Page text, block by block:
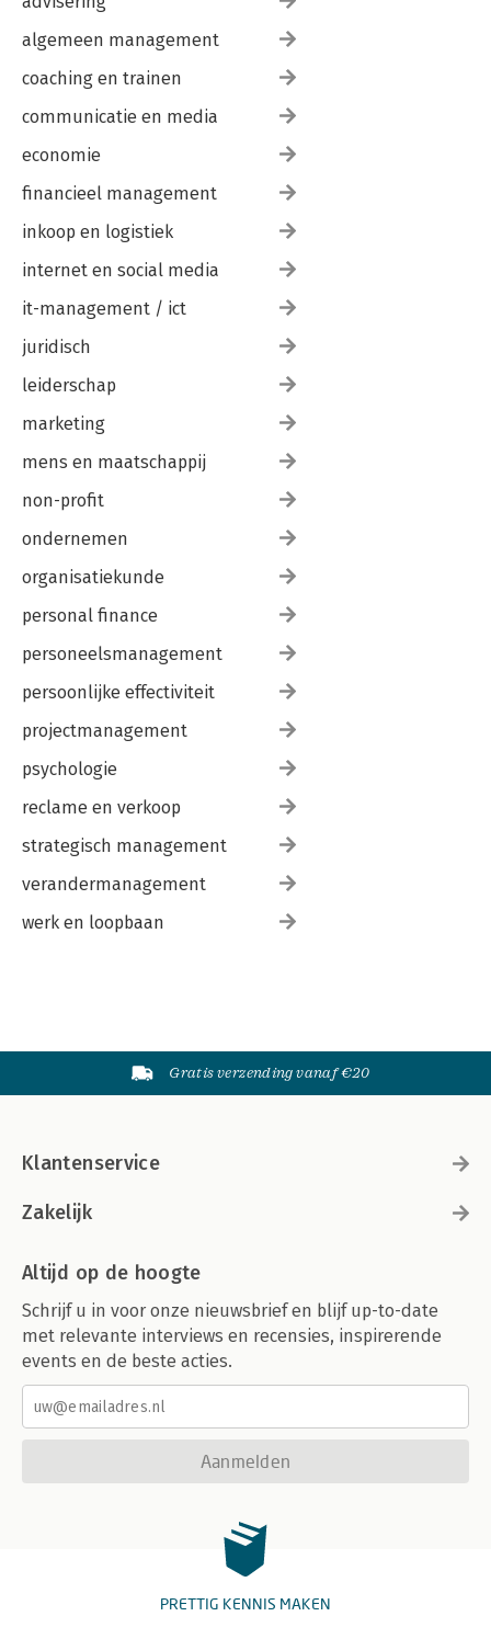
algemeen management
coaching en trainen
communicatie en media
economie
financieel management
inkoop en logistiek
internet en social media
it-management / ict
juridisch
leiderschap
marketing
mens en maatschappij
non-profit
ondernemen
organisatiekunde
personal finance
personeelsmanagement
persoonlijke effectiviteit
projectmanagement
psychologie
reclame en verkoop
strategisch management
verandermanagement
werk en loopbaan
Gratis verzending vanaf €20
Klantenservice
Zakelijk
Altijd op de hoogte
Schrijf u in voor onze nieuwsbrief en blijf up-to-date
met relevante interviews en recensies, inspirerende
events en de beste acties.
Aanmelden
PRETTIG KENNIS MAKEN